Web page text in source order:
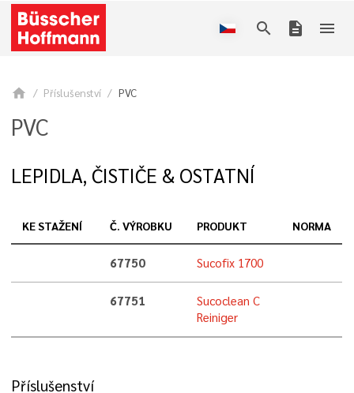
search description menu
home Příslušenství PVC
PVC
LEPIDLA, ČISTIČE & OSTATNÍ
KE STAŽENÍ Č. VÝROBKU PRODUKT NORMA
67750 Sucofix 1700
67751
Sucoclean C
Reiniger
Příslušenství